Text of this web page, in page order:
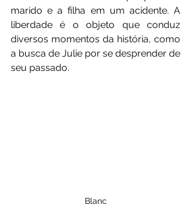
marido e a filha em um acidente. A
liberdade é o objeto que conduz
diversos momentos da história, como
a busca de Julie por se desprender de
seu passado.
Blanc